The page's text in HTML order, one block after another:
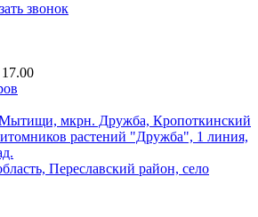
звонок
мкрн. Дружба, Кропоткинский
растений "Дружба", 1 линия,
Переславский район, село